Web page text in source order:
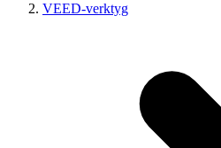
VEED-verktyg